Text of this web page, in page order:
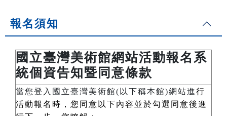
報名須知
國立臺灣美術館網站活動報名系
統個資告知暨同意條款
當您登入國立臺灣美術館(以下稱本館)網站進行
活動報名時，您同意以下內容並於勾選同意後進